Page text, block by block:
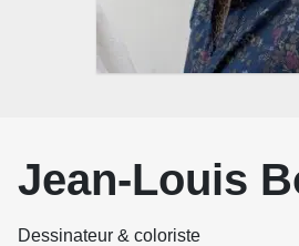
Jean-Louis
Dessinateur & coloriste